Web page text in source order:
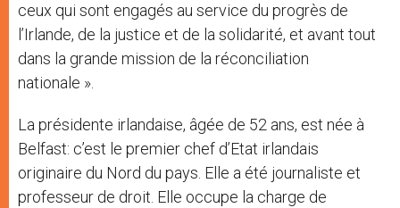
ceux qui sont engagés au service du progrès de
l’Irlande, de la justice et de la solidarité, et avant tout
dans la grande mission de la réconciliation
nationale ».
La présidente irlandaise, âgée de 52 ans, est née à
Belfast: c’est le premier chef d’Etat irlandais
originaire du Nord du pays. Elle a été journaliste et
professeur de droit. Elle occupe la charge de